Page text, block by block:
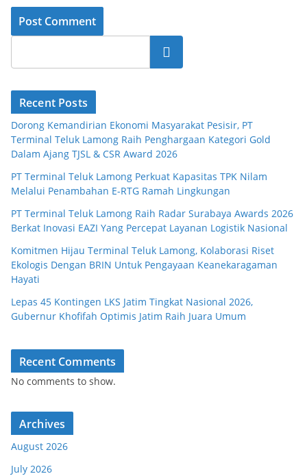
Search
Recent Posts
Dorong Kemandirian Ekonomi Masyarakat Pesisir, PT
Terminal Teluk Lamong Raih Penghargaan Kategori Gold
Dalam Ajang TJSL & CSR Award 2026
PT Terminal Teluk Lamong Perkuat Kapasitas TPK Nilam
Melalui Penambahan E-RTG Ramah Lingkungan
PT Terminal Teluk Lamong Raih Radar Surabaya Awards 2026
Berkat Inovasi EAZI Yang Percepat Layanan Logistik Nasional
Komitmen Hijau Terminal Teluk Lamong, Kolaborasi Riset
Ekologis Dengan BRIN Untuk Pengayaan Keanekaragaman
Hayati
Lepas 45 Kontingen LKS Jatim Tingkat Nasional 2026,
Gubernur Khofifah Optimis Jatim Raih Juara Umum
Recent Comments
No comments to show.
Archives
August 2026
July 2026